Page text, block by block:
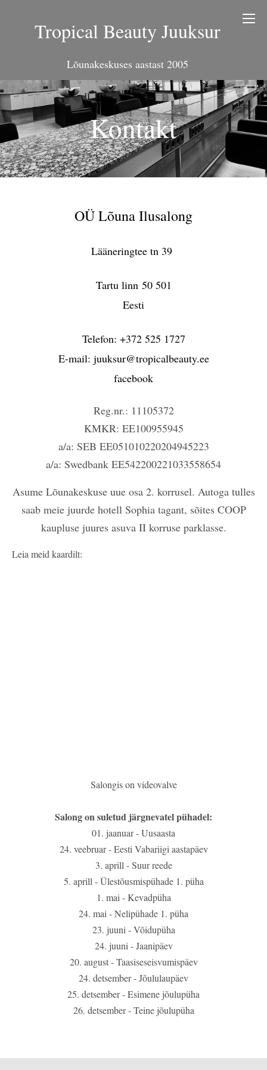
Tropical Beauty Juuksur
Lõunakeskuses aastast 2005
Kontakt
OÜ Lõuna Ilusalong
Lääneringtee tn 39
Tartu linn 50 501
Eesti
Telefon: +372 525 1727
E-mail: juuksur@tropicalbeauty.ee
facebook
Reg.nr.: 11105372
KMKR: EE100955945
a/a: SEB EE051010220204945223
a/a: Swedbank EE542200221033558654
Asume Lõunakeskuse uue osa 2. korrusel. Autoga tulles
saab meie juurde hotell Sophia tagant, sõites COOP
kaupluse juures asuva II korruse parklasse.
Leia meid kaardilt:
Salongis on videovalve
Salong on suletud järgnevatel pühadel:
01. jaanuar - Uusaasta
24. veebruar - Eesti Vabariigi aastapäev
3. aprill - Suur reede
5. aprill - Ülestõusmispühade 1. püha
1. mai - Kevadpüha
24. mai - Nelipühade 1. püha
23. juuni - Võidupüha
24. juuni - Jaanipäev
20. august - Taasiseseisvumispäev
24. detsember - Jõululaupäev
25. detsember - Esimene jõulupüha
26. detsember - Teine jõulupüha